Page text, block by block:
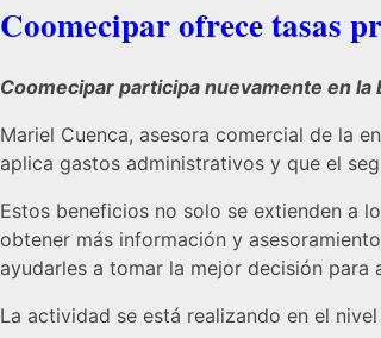
Coomecipar ofrece tasas
Coomecipar participa nuevamente en
Mariel Cuenca, asesora comercial de la
aplica gastos administrativos y que el
Estos beneficios no solo se extienden a
obtener más información y
ayudarles a tomar la mejor decisión para
La actividad se está realizando en el